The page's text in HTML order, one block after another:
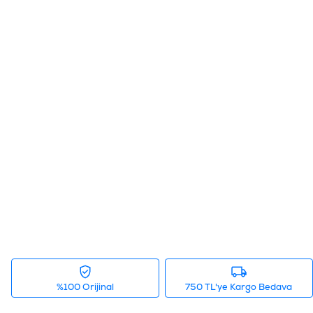
%100 Orijinal 750 TL'ye Kargo Bedava